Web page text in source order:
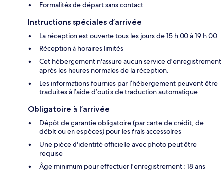
Formalités de départ sans contact
Instructions spéciales d’arrivée
La réception est ouverte tous les jours de 15 h 00 à 19 h 00
Réception à horaires limités
Cet hébergement n'assure aucun service d'enregistrement
après les heures normales de la réception.
Les informations fournies par l’hébergement peuvent être
traduites à l’aide d’outils de traduction automatique
Obligatoire à l’arrivée
Dépôt de garantie obligatoire (par carte de crédit, de
débit ou en espèces) pour les frais accessoires
Une pièce d'identité officielle avec photo peut être
requise
Âge minimum pour effectuer l'enregistrement : 18 ans